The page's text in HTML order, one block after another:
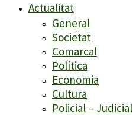
Actualitat
General
Societat
Comarcal
Política
Economia
Cultura
Policial – Judicial